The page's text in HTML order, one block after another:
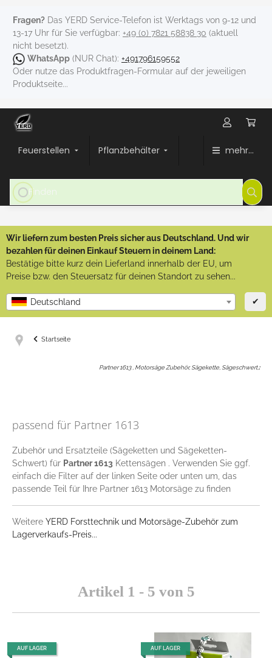
Fragen? Das YERD Service-Telefon ist Werktags von 9-12 und
13-17 Uhr für Sie verfügbar: +49 (0) 7821 58838 30 (aktuell
nicht besetzt).
WhatsApp (NUR Chat): +491796159552
Oder nutze das Produktfragen-Formular auf der jeweiligen
Produktseite...
Feuerstellen Pflanzbehälter mehr...
Wir liefern zum besten Preis sicher aus Deutschland. Und wir
bezahlen für deinen Einkauf Steuern in deinem Land:
Bestätige bitte kurz dein Lieferland innerhalb der EU, um
Preise bzw. den Steuersatz für deinen Standort zu sehen...
Deutschland ✔
Startseite
Partner 1613 , Motorsäge Zubehör, Sägekette, Sägeschwert,:
passend für Partner 1613
Zubehör und Ersatzteile (Sägeketten und Sägeketten-
Schwert) für Partner 1613 Kettensägen . Verwenden Sie ggf.
einfach die Filter auf der linken Seite oder unten um, das
passende Teil für Ihre Partner 1613 Motorsäge zu finden
Weitere YERD Forsttechnik und Motorsäge-Zubehör zum
Lagerverkaufs-Preis...
Artikel 1 - 5 von 5
AUF LAGER AUF LAGER